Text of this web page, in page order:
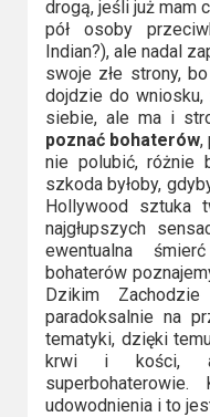
drogą, jeśli już mam
pół osoby
Indian?), ale nadal
swoje złe strony,
dojdzie do
siebie, ale ma i
poznać bohaterów,
nie polubić, różnie
szkoda byłoby,
Hollywood sztuka
najgłupszych
ewentualna
bohaterów
Dzikim
paradoksalnie na
tematyki, dzięki
krwi i kości, a
udowodnienia i to